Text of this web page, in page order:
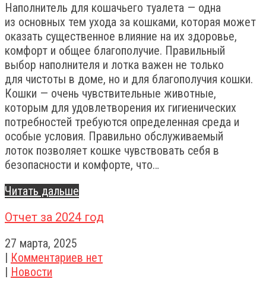
Наполнитель для кошачьего туалета — одна
из основных тем ухода за кошками, которая может
оказать существенное влияние на их здоровье,
комфорт и общее благополучие. Правильный
выбор наполнителя и лотка важен не только
для чистоты в доме, но и для благополучия кошки.
Кошки — очень чувствительные животные,
которым для удовлетворения их гигиенических
потребностей требуются определенная среда и
особые условия. Правильно обслуживаемый
лоток позволяет кошке чувствовать себя в
безопасности и комфорте, что…
Читать дальше
Отчет за 2024 год
27 марта, 2025
| Комментариев нет
| Новости